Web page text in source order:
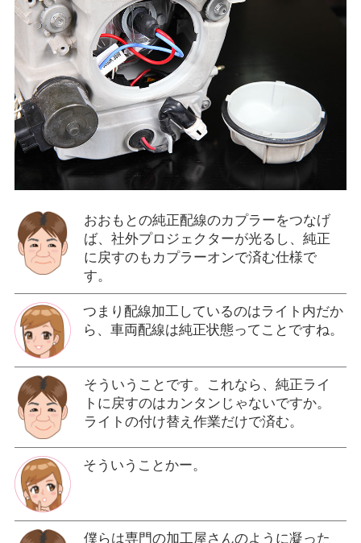
おおもとの純正配線のカプラーをつなげ
ば、社外プロジェクターが光るし、純正
に戻すのもカプラーオンで済む仕様で
す。
つまり配線加工しているのはライト内だか
ら、車両配線は純正状態ってことですね。
そういうことです。これなら、純正ライ
トに戻すのはカンタンじゃないですか。
ライトの付け替え作業だけで済む。
そういうことかー。
僕らは専門の加工屋さんのように凝った